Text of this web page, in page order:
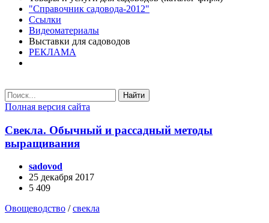
"Справочник садовода-2012"
Ссылки
Видеоматериалы
Выставки для садоводов
РЕКЛАМА
Найти
Полная версия сайта
Свекла. Обычный и рассадный методы
выращивания
sadovod
25 декабря 2017
5 409
Овощеводство /свекла